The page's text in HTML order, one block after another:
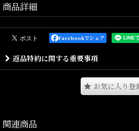
商品詳細
クロシェ編みを採用したニッ
手編み風の柔らかなデザイ
Size(サイズ)／
Facebookでシェア
返品特約に関する重要事項
お気に入り登
関連商品